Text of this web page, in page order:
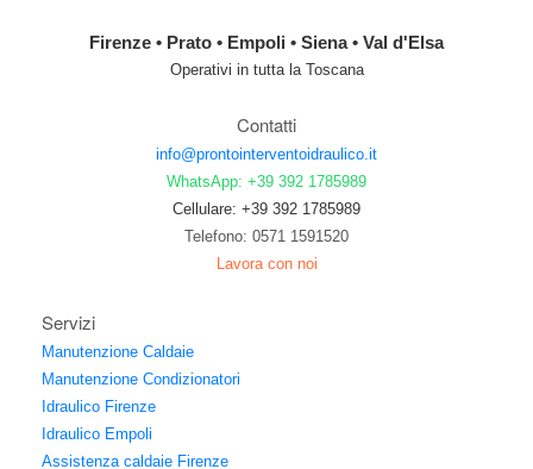
Firenze • Prato • Empoli • Siena • Val d'Elsa
Operativi in tutta la Toscana
Contatti
info@prontointerventoidraulico.it
WhatsApp: +39 392 1785989
Cellulare: +39 392 1785989
Telefono: 0571 1591520
Lavora con noi
Servizi
Manutenzione Caldaie
Manutenzione Condizionatori
Idraulico Firenze
Idraulico Empoli
Assistenza caldaie Firenze